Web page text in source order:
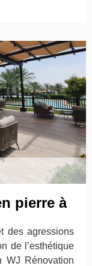
pierre à
des agressions
de l’esthétique
WJ Rénovation